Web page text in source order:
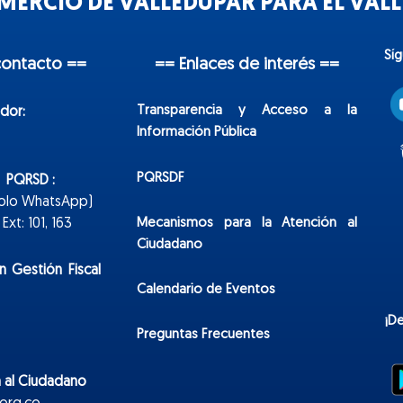
==
:
WhatsApp)
101, 163
Gestión Fiscal
Ciudadano
== Enlaces de interés ==
Transparencia y Acceso a la
Información Pública
PQRSDF
Mecanismos para la Atención al
Ciudadano
Calendario de Eventos
Preguntas Frecuentes